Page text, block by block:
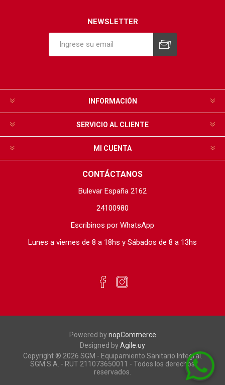
NEWSLETTER
INFORMACIÓN
SERVICIO AL CLIENTE
MI CUENTA
CONTÁCTANOS
Bulevar España 2162
24100980
Escribinos por WhatsApp
Lunes a viernes de 8 a 18hs y Sábados de 8 a 13hs
Powered bynopCommerce
Designed byAgile.uy
Copyright ® 2026 SGM - Equipamiento Sanitario Integral.
SGM S.A. - RUT 211073650011 - Todos los derechos
reservados.